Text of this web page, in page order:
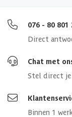
076 - 80 801
Direct
Chat met
Stel direct je
Binnen 1